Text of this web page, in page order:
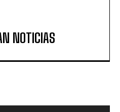
NOTICIAS